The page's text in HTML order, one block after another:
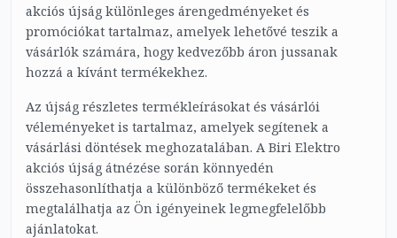
akciós újság különleges árengedményeket és
promóciókat tartalmaz, amelyek lehetővé teszik a
vásárlók számára, hogy kedvezőbb áron jussanak
hozzá a kívánt termékekhez.
Az újság részletes termékleírásokat és vásárlói
véleményeket is tartalmaz, amelyek segítenek a
vásárlási döntések meghozatalában. A Biri Elektro
akciós újság átnézése során könnyedén
összehasonlíthatja a különböző termékeket és
megtalálhatja az Ön igényeinek legmegfelelőbb
ajánlatokat.